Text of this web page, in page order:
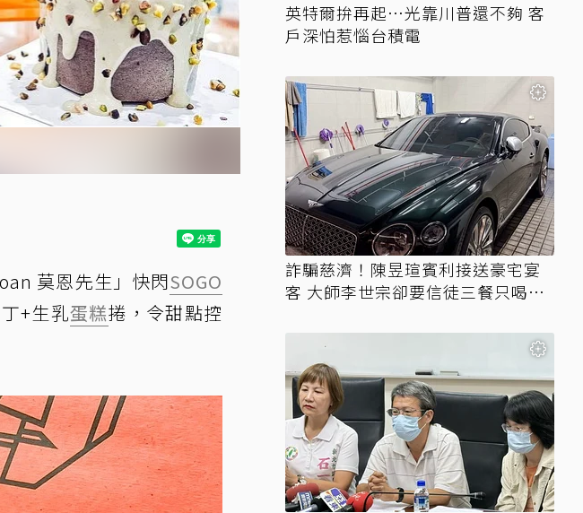
莫恩先生」快閃SOGO
+生乳蛋糕捲，令甜點控
英特爾拚再起…光靠川普還不夠 客
戶深怕惹惱台積電
詐騙慈濟！陳昱瑄賓利接送豪宅宴
客 大師李世宗卻要信徒三餐只喝精